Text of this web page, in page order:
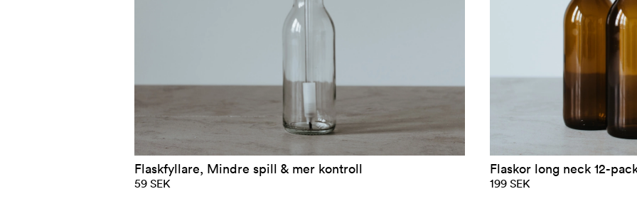
Flaskfyllare, Mindre spill & mer kontroll
59 SEK
Flaskor long neck 12-
199 SEK